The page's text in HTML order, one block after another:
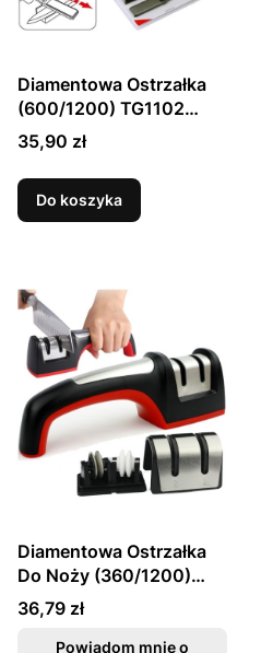
Diamentowa Ostrzałka
(600/1200) TG1102
TAIDEA
Cena
35,90 zł
Do koszyka
Diamentowa Ostrzałka
Do Noży (360/1200)
TG1005 TAIDEA
Cena
36,79 zł
Powiadom mnie o